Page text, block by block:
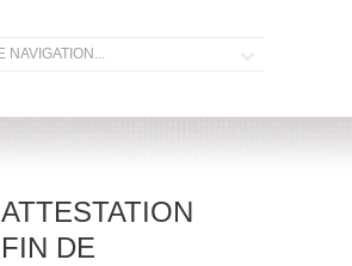
ATTESTATION
FIN DE